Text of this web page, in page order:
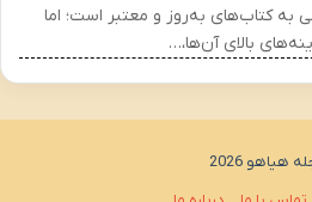
کتاب‌های به‌روز و معتبر است؛ اما
بالای آن‌ها،…
هیاهو 2026